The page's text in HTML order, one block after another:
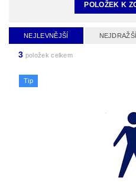
POLOŽEK K
NEJLEVNĚJŠÍ NEJDRAŽŠÍ
3 položek celkem
Tip